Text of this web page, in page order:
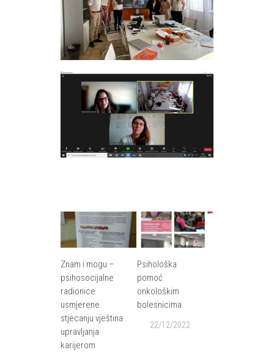
Znam i mogu –
psihosocijalne
radionice
usmjerene
stjecanju vještina
upravljanja
karijerom
Psihološka
pomoć
onkološkim
bolesnicima
22/12/2022